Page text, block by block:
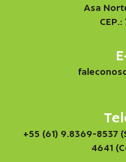
Asa
+55 (61) 9.8369-8537
4641